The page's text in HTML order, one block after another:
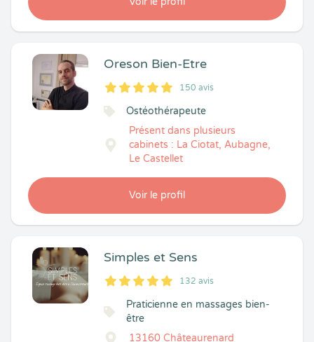
Oreson Bien-Etre
5
1
5
150 150 avis
Ostéothérapeute
Présent dans plusieurs
cabinets : La Ciotat, Aubagne,
Le Castellet
Voir le profil
Simples et Sens
5
1
5
132 132 avis
Praticienne en massages bien-
être
13160 Châteaurenard